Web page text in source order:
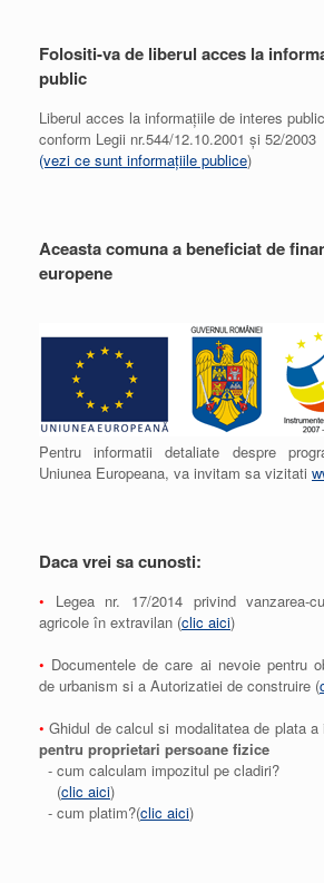
Folositi-va de liberul acces la
public
Liberul acces la informațiile de interes
conform Legii nr.544/12.10.2001 și 52/2003
(vezi ce sunt informațiile publice)
Aceasta comuna a beneficiat de
europene
Pentru informatii detaliate despre
Uniunea Europeana, va invitam sa vizitati
Daca vrei sa cunosti:
• Legea nr. 17/2014 privind vanzarea-
agricole în extravilan (clic aici)
• Documentele de care ai nevoie pentru
de urbanism si a Autorizatiei de construire (
• Ghidul de calcul si modalitatea de plata
pentru proprietari persoane fizice
- cum calculam impozitul pe cladiri?
(clic aici)
- cum platim?(clic aici)